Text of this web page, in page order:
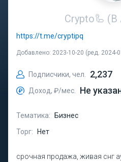
Crypto🦾
https://t.me/cryptipq
Добавлено: 2023-10-20 (ред. 2024-
Подписчики, чел. 2,237
Доход, ₽/мес. Не
Тематика:
Бизнес
Торг:
Нет
срочная продажа, живая снг